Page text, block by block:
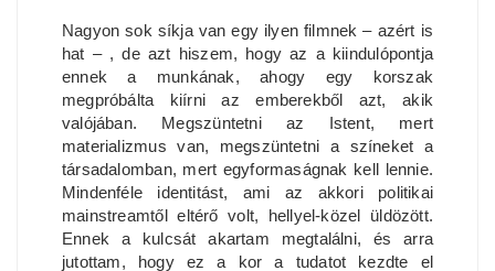
Nagyon sok síkja van egy ilyen filmnek – azért is
hat – , de azt hiszem, hogy az a kiindulópontja
ennek a munkának, ahogy egy korszak
megpróbálta kiírni az emberekből azt, akik
valójában. Megszüntetni az Istent, mert
materializmus van, megszüntetni a színeket a
társadalomban, mert egyformaságnak kell lennie.
Mindenféle identitást, ami az akkori politikai
mainstreamtől eltérő volt, hellyel-közel üldözött.
Ennek a kulcsát akartam megtalálni, és arra
jutottam, hogy ez a kor a tudatot kezdte el